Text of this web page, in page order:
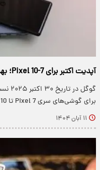
آپدیت اکتبر برای Pixel 10-7؛ بهبود عملکرد بدون جزئیات!
برای گوشی‌های سری Pixel 7 تا Pixel 10 منتشر کرد.
۱۱ آبان ۱۴۰۴